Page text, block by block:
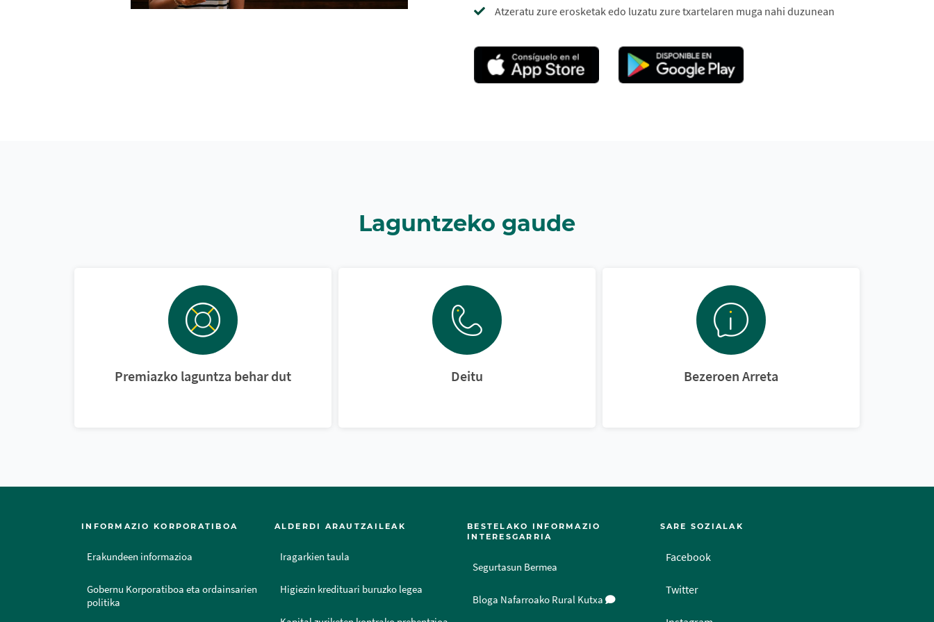
Atzeratu zure erosketak edo luzatu zure txartelaren muga nahi duzunean
Laguntzeko gaude
Premiazko laguntza behar dut Deitu Bezeroen Arreta
INFORMAZIO KORPORATIBOA
Erakundeen informazioa
Gobernu Korporatiboa eta ordainsarien
politika
ALDERDI ARAUTZAILEAK
Iragarkien taula
Higiezin kredituari buruzko legea
BESTELAKO INFORMAZIO
INTERESGARRIA
Segurtasun Bermea
Bloga Nafarroako Rural Kutxa
SARE SOZIALAK
Facebook
Twitter